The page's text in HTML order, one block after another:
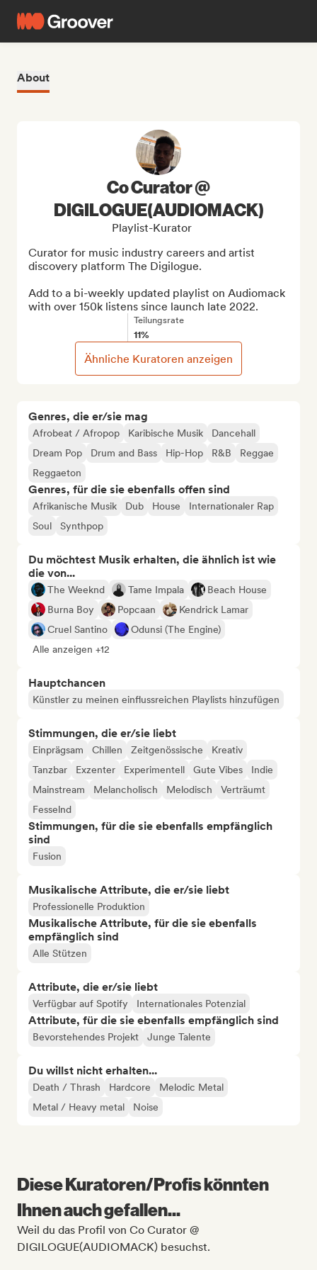
About
Genres, die er/sie mag
Afrobeat / Afropop Karibische Musik
Dancehall
Dream Pop
Drum and Bass Hip-Hop R&B
Reggae
Reggaeton
Genres, für die sie ebenfalls offen sind
Afrikanische Musik Dub House
Internationaler Rap
Soul
Synthpop
Du möchtest Musik erhalten, die ähnlich ist wie
die von...
The Weeknd Tame Impala
Beach House
Burna Boy
Popcaan
Kendrick Lamar
Cruel Santino
Odunsi (The Engine)
Alle anzeigen +12
Hauptchancen
Künstler zu meinen einflussreichen Playlists hinzufügen
Stimmungen, die er/sie liebt
Einprägsam Chillen Zeitgenössische
Kreativ
Tanzbar
Exzenter Experimentell Gute Vibes
Indie
Mainstream
Melancholisch Melodisch
Verträumt
Fesselnd
Stimmungen, für die sie ebenfalls empfänglich
sind
Fusion
Musikalische Attribute, die er/sie liebt
Professionelle Produktion
Musikalische Attribute, für die sie ebenfalls
empfänglich sind
Alle Stützen
Attribute, die er/sie liebt
Verfügbar auf Spotify Internationales Potenzial
Attribute, für die sie ebenfalls empfänglich sind
Bevorstehendes Projekt Junge Talente
Du willst nicht erhalten...
Death / Thrash Hardcore
Melodic Metal
Metal / Heavy metal
Noise
Co Curator @
DIGILOGUE(AUDIOMACK)
Playlist-Kurator
Curator for music industry careers and artist
discovery platform The Digilogue.
Add to a bi-weekly updated playlist on Audiomack
with over 150k listens since launch late 2022.
Teilungsrate
11%
Ähnliche Kuratoren anzeigen
Diese Kuratoren/Profis könnten
Ihnen auch gefallen...
Weil du das Profil von Co Curator @
DIGILOGUE(AUDIOMACK) besuchst.